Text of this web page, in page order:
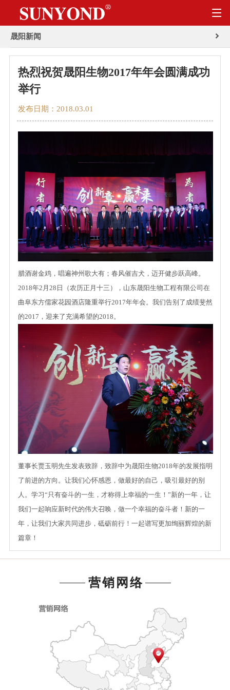
晟阳新闻
热烈祝贺晟阳生物2017年年会圆满成功
举行
发布日期：2018.03.01
腊酒谢金鸡，唱遍神州歌大有；春风催吉犬，迈开健步跃高峰。
2018年2月28日（农历正月十三），山东晟阳生物工程有限公司在
曲阜东方儒家花园酒店隆重举行2017年年会。我们告别了成绩斐然
的2017，迎来了充满希望的2018。
董事长贾玉明先生发表致辞，致辞中为晟阳生物2018年的发展指明
了前进的方向。让我们心怀感恩，做最好的自己，吸引最好的别
人。学习“只有奋斗的一生，才称得上幸福的一生！”新的一年，让
我们一起响应新时代的伟大召唤，做一个幸福的奋斗者！新的一
年，让我们大家共同进步，砥砺前行！一起谱写更加绚丽辉煌的新
篇章！
营销网络